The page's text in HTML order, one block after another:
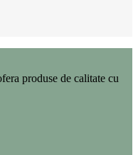
produse de calitate cu